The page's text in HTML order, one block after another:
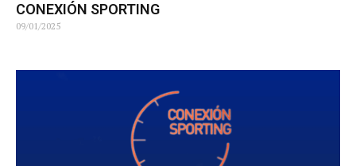
CONEXIÓN SPORTING
09/01/2025